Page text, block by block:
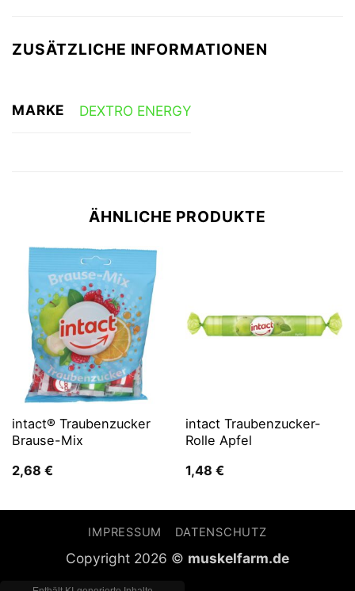
ZUSÄTZLICHE INFORMATIONEN
MARKE DEXTRO ENERGY
ÄHNLICHE PRODUKTE
intact® Traubenzucker
Brause-Mix
2,68 €
intact Traubenzucker-
Rolle Apfel
1,48 €
IMPRESSUM DATENSCHUTZ
Copyright 2026 © muskelfarm.de